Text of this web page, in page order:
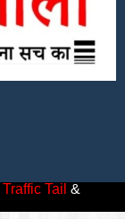
Traffic Tail &